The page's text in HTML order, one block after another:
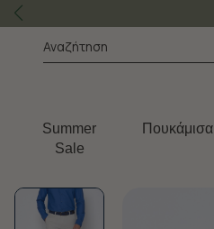
Summer
Sale
Πουκάμισα